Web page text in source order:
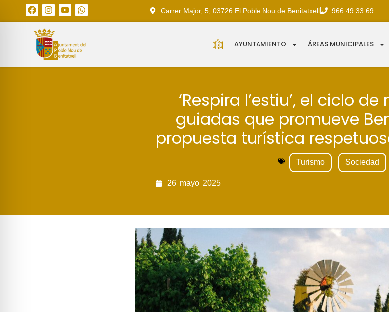
Carrer Major, 5, 03726 El Poble Nou de Benitatxell 966 49 33 69
AYUNTAMIENTO ÁREAS MUNICIPALES
‘Respira l’estiu’, el ciclo
guiadas que promueve
propuesta turística
Turismo Sociedad
26 mayo 2025